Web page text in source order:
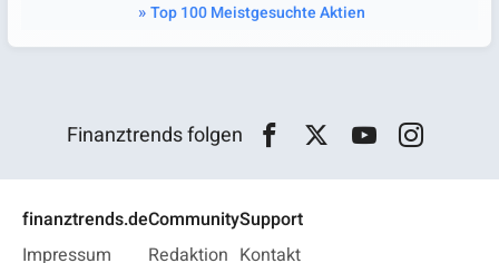
Top 100 Meistgesuchte Aktien
Finanztrends folgen
finanztrends.de
Impressum
Community
Redaktion
Support
Kontakt